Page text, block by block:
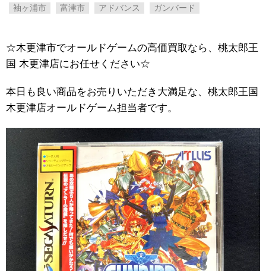
袖ヶ浦市
富津市 アドバンス ガンバード
☆木更津市でオールドゲームの高価買取なら、桃太郎王
国 木更津店にお任せください☆
本日も良い商品をお売りいただき大満足な、桃太郎王国
木更津店オールドゲーム担当者です。